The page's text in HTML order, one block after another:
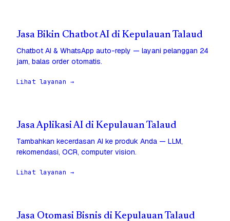
Jasa Bikin Chatbot AI di Kepulauan Talaud
Chatbot AI & WhatsApp auto-reply — layani pelanggan 24
jam, balas order otomatis.
Lihat layanan →
Jasa Aplikasi AI di Kepulauan Talaud
Tambahkan kecerdasan AI ke produk Anda — LLM,
rekomendasi, OCR, computer vision.
Lihat layanan →
Jasa Otomasi Bisnis di Kepulauan Talaud